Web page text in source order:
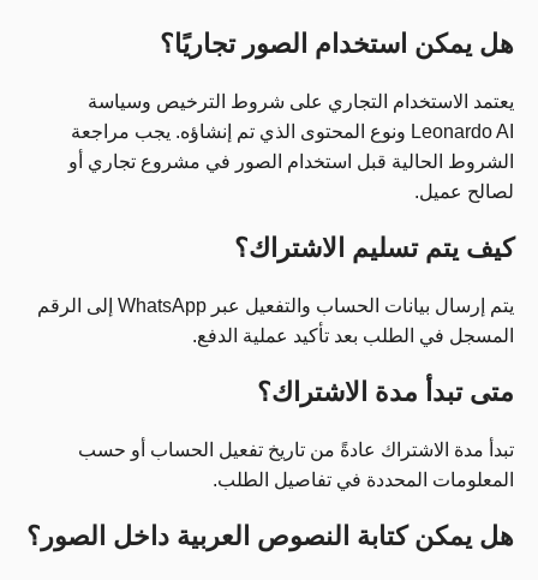
هل يمكن استخدام الصور تجاريًا؟
يعتمد الاستخدام التجاري على شروط الترخيص وسياسة
Leonardo AI ونوع المحتوى الذي تم إنشاؤه. يجب مراجعة
الشروط الحالية قبل استخدام الصور في مشروع تجاري أو
لصالح عميل.
كيف يتم تسليم الاشتراك؟
يتم إرسال بيانات الحساب والتفعيل عبر WhatsApp إلى الرقم
المسجل في الطلب بعد تأكيد عملية الدفع.
متى تبدأ مدة الاشتراك؟
تبدأ مدة الاشتراك عادةً من تاريخ تفعيل الحساب أو حسب
المعلومات المحددة في تفاصيل الطلب.
هل يمكن كتابة النصوص العربية داخل الصور؟